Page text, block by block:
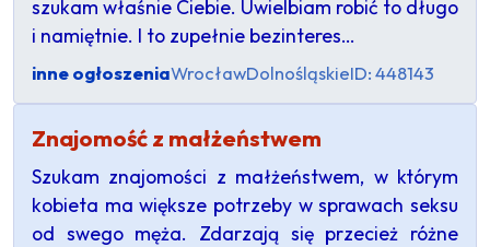
szukam właśnie Ciebie. Uwielbiam robić to długo
i namiętnie. I to zupełnie bezinteres…
inne ogłoszeniaWrocławDolnośląskieID: 448143
Znajomość z małżeństwem
Szukam znajomości z małżeństwem, w którym
kobieta ma większe potrzeby w sprawach seksu
od swego męża. Zdarzają się przecież różne